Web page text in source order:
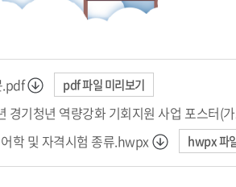
.pdf pdf 파일 미리보기
경기청년 역량강화 기회지원 사업 포스터(
학 및 자격시험 종류.hwpx hwpx 파